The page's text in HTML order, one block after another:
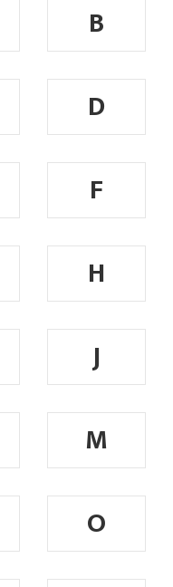
B
D
F
H
J
M
O